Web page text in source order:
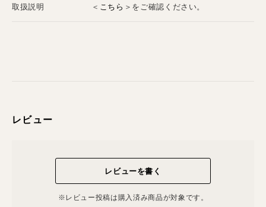
取扱説明 ＜ こちら ＞をご確認ください。
レビュー
レビューを書く
※レビュー投稿は購⼊済み商品が対象です。